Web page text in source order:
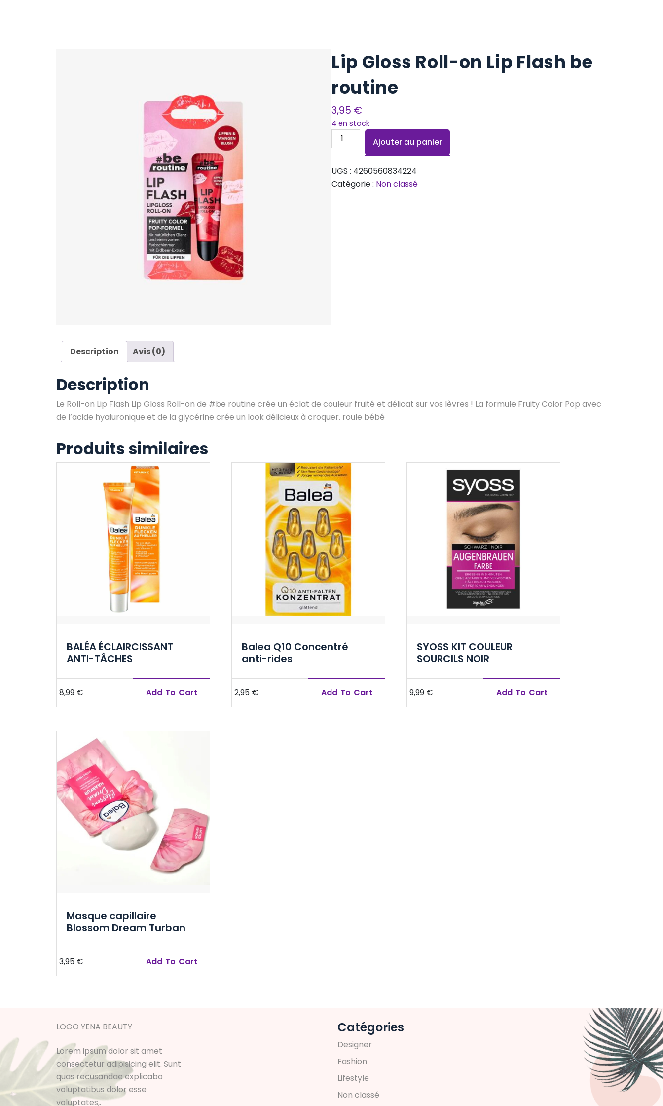
Lip Gloss Roll-on Lip Flash be
routine
3,95 €
4 en stock
quantité
de
Gloss
Roll-
Ajouter au panier
UGS : 4260560834224
Catégorie : Non classé
Description Avis (0)
Description
Le Roll-on Lip Flash Lip Gloss Roll-on de #be routine crée un éclat de couleur fruité et délicat sur vos lèvres ! La formule Fruity Color Pop avec
de l’acide hyaluronique et de la glycérine crée un look délicieux à croquer. roule bébé
Produits similaires
BALÉA ÉCLAIRCISSANT
ANTI-TÂCHES
8,99 € Add To Cart
Balea Q10 Concentré
anti-rides
2,95 € Add To Cart
SYOSS KIT COULEUR
SOURCILS NOIR
9,99 € Add To Cart
Masque capillaire
Blossom Dream Turban
3,95 € Add To Cart
LOGO YENA BEAUTY
Lorem ipsum dolor sit amet
consectetur adipisicing elit. Sunt
quas recusandae explicabo
voluptatibus dolor esse
voluptates,.
Catégories
Designer
Fashion
Lifestyle
Non classé